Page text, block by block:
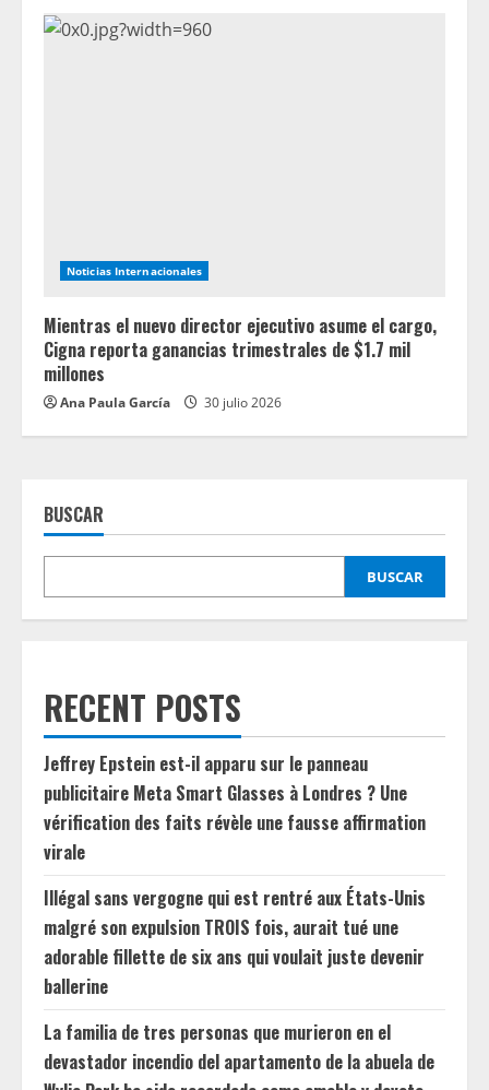
Noticias Internacionales
Mientras el nuevo director ejecutivo asume el cargo,
Cigna reporta ganancias trimestrales de $1.7 mil
millones
Ana Paula García 30 julio 2026
BUSCAR
BUSCAR
RECENT POSTS
Jeffrey Epstein est-il apparu sur le panneau
publicitaire Meta Smart Glasses à Londres ? Une
vérification des faits révèle une fausse affirmation
virale
Illégal sans vergogne qui est rentré aux États-Unis
malgré son expulsion TROIS fois, aurait tué une
adorable fillette de six ans qui voulait juste devenir
ballerine
La familia de tres personas que murieron en el
devastador incendio del apartamento de la abuela de